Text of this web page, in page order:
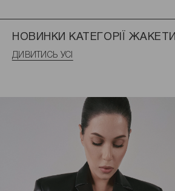
НОВИНКИ КАТЕГОРІЇ ЖАКЕТИ
ДИВИТИСЬ УСІ